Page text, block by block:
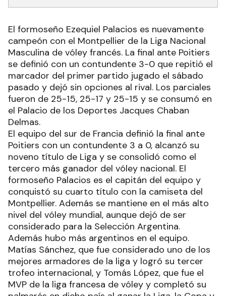
El formoseño Ezequiel Palacios es nuevamente
campeón con el Montpellier de la Liga Nacional
Masculina de vóley francés. La final ante Poitiers
se definió con un contundente 3-0 que repitió el
marcador del primer partido jugado el sábado
pasado y dejó sin opciones al rival. Los parciales
fueron de 25-15, 25-17 y 25-15 y se consumó en
el Palacio de los Deportes Jacques Chaban
Delmas.
El equipo del sur de Francia definió la final ante
Poitiers con un contundente 3 a 0, alcanzó su
noveno título de Liga y se consolidó como el
tercero más ganador del vóley nacional. El
formoseño Palacios es el capitán del equipo y
conquistó su cuarto título con la camiseta del
Montpellier. Además se mantiene en el más alto
nivel del vóley mundial, aunque dejó de ser
considerado para la Selección Argentina.
Además hubo más argentinos en el equipo.
Matías Sánchez, que fue considerado uno de los
mejores armadores de la liga y logró su tercer
trofeo internacional, y Tomás López, que fue el
MVP de la liga francesa de vóley y completó su